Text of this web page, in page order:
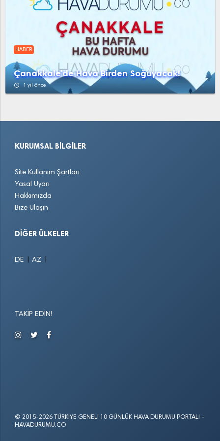
HABER
Çanakkale'de Hava Birden Soğuyacak!
access_time 1 yıl önce
KURUMSAL BILGILER
Site Kullanım Şartları
Yasal Uyarı
Hakkımızda
Bize Ulaşın
DIĞER ÜLKELER
DE AZ
TAKIP EDIN!
© 2015-2026 TÜRKIYE GENELI 10 GÜNLÜK HAVA DURUMU PORTALI -
HAVADURUMU.CO